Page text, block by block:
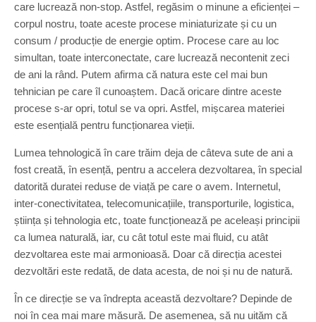
care lucrează non-stop. Astfel, regăsim o minune a eficienței –
corpul nostru, toate aceste procese miniaturizate și cu un
consum / producție de energie optim. Procese care au loc
simultan, toate interconectate, care lucrează necontenit zeci
de ani la rând. Putem afirma că natura este cel mai bun
tehnician pe care îl cunoaștem. Dacă oricare dintre aceste
procese s-ar opri, totul se va opri. Astfel, mișcarea materiei
este esențială pentru funcționarea vieții.
Lumea tehnologică în care trăim deja de câteva sute de ani a
fost creată, în esență, pentru a accelera dezvoltarea, în special
datorită duratei reduse de viață pe care o avem. Internetul,
inter-conectivitatea, telecomunicațiile, transporturile, logistica,
știința și tehnologia etc, toate funcționează pe aceleași principii
ca lumea naturală, iar, cu cât totul este mai fluid, cu atât
dezvoltarea este mai armonioasă. Doar că direcția acestei
dezvoltări este redată, de data acesta, de noi și nu de natură.
În ce direcție se va îndrepta această dezvoltare? Depinde de
noi în cea mai mare măsură. De asemenea, să nu uităm că